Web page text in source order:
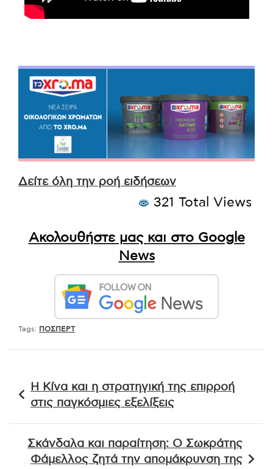
Δείτε όλη την ροή ειδήσεων
321 Total Views
Ακολουθήστε μας και στο Google
News
Tags: ΠΟΣΠΕΡΤ
άρθρων
Η Κίνα και η στρατηγική της επιρροή
στις παγκόσμιες εξελίξεις
Σκάνδαλα και παραίτηση: Ο Σωκράτης
Φάμελλος ζητά την απομάκρυνση της